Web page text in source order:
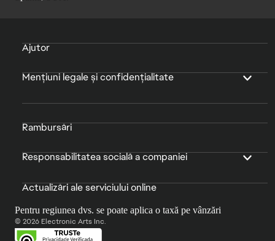
Ajutor
Mențiuni legale și confidențialitate
Rambursări
Responsabilitatea socială a companiei
Actualizări ale serviciului online
Pentru regiunea dvs. se poate aplica o taxă pe vânzări
© 2026 Electronic Arts Inc.